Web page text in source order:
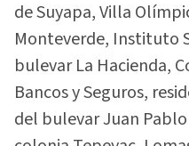
de Suyapa, Villa
Monteverde, Instituto
bulevar La Hacienda,
Bancos y Seguros,
del bulevar Juan